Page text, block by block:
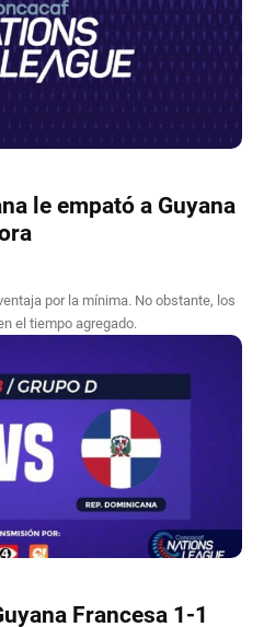
le empató a Guyana
por la mínima. No obstante, los
el tiempo agregado.
Francesa 1-1